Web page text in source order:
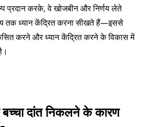
प्रदान करके, वे खोजबीन और निर्णय लेते
तक ध्यान केंद्रित करना सीखते हैं—इससे
करने और ध्यान केंद्रित करने के विकास में
दांत निकलने के कारण